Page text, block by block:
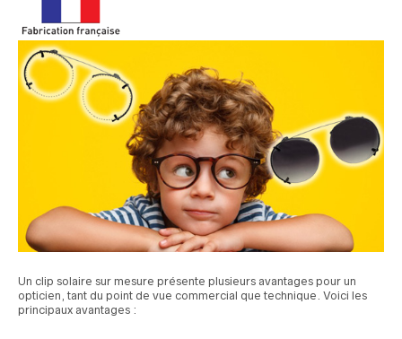
Un clip solaire sur mesure présente plusieurs avantages pour un
opticien, tant du point de vue commercial que technique. Voici les
principaux avantages :